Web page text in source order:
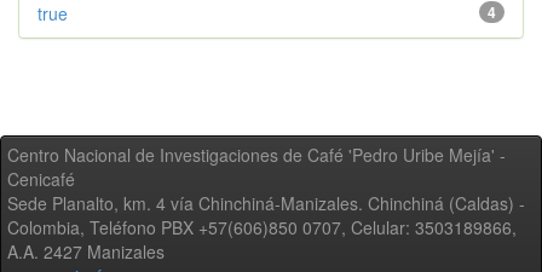
4
true
Centro Nacional de Investigaciones de Café 'Pedro Uribe Mejía' -
Cenicafé
Sede Planalto, km. 4 vía Chinchiná-Manizales. Chinchiná (Caldas) -
Colombia, Teléfono PBX +57(606)850 0707, Celular: 3503189866,
A.A. 2427 Manizales